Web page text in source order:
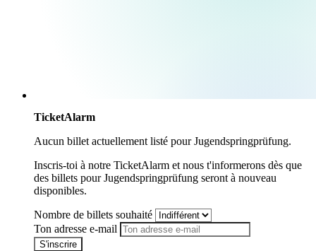
TicketAlarm
Aucun billet actuellement listé pourJugendspringprüfung.
Inscris-toi à notre TicketAlarm et nous t'informerons dès que
des billets pourJugendspringprüfung seront à nouveau
disponibles.
Nombre de billets souhaité
Ton adresse e-mail
S'inscrire